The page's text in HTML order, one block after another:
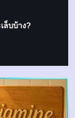
ล็บบ้าง?